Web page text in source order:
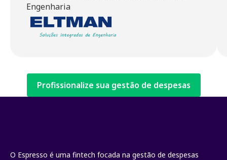
Engenharia
Profissionalize sua gestão de despesas
O Espresso é uma fintech focada na gestão de despesas